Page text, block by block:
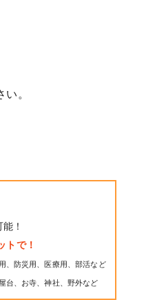
。
！
トで！
、防災用、医療用、部活など
台、お寺、神社、野外など